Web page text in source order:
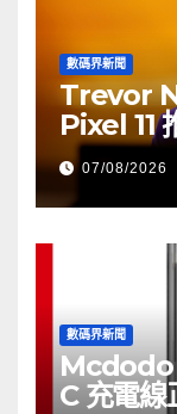
數碼界新聞
Trevor
Pixel 11
07/08/2026
數碼界新聞
Mcdodo
C 充電線